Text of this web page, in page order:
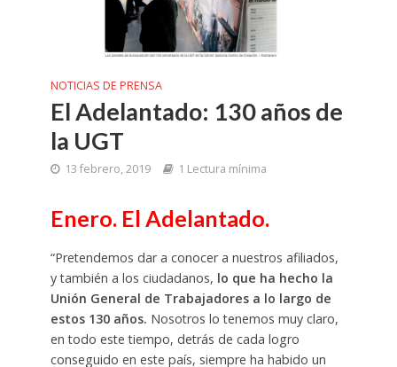
NOTICIAS DE PRENSA
El Adelantado: 130 años de
la UGT
13 febrero, 2019 1 Lectura mínima
Enero. El Adelantado.
“Pretendemos dar a conocer a nuestros afiliados,
y también a los ciudadanos, lo que ha hecho la
Unión General de Trabajadores a lo largo de
estos 130 años. Nosotros lo tenemos muy claro,
en todo este tiempo, detrás de cada logro
conseguido en este país, siempre ha habido un